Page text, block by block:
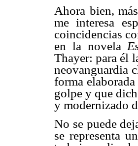
Ahora bien,
me interesa
coincidencias
en la novela
Thayer: para él
neovanguardia
forma
golpe y que
y modernizado
No se puede
se representa